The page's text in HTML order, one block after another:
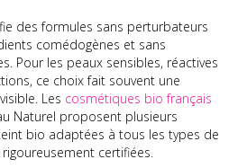
des formules sans perturbateurs
comédogènes et sans
Pour les peaux sensibles, réactives
ce choix fait souvent une
Les cosmétiques bio français
Naturel proposent plusieurs
bio adaptées à tous les types de
certifiées.